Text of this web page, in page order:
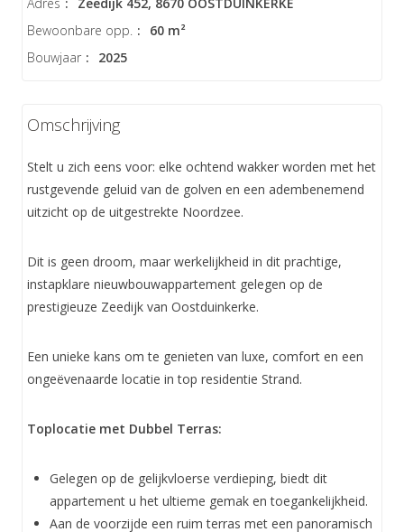
Bewoonbare opp. :
60 m²
Bouwjaar : 2025
Omschrijving
Stelt u zich eens voor: elke ochtend wakker worden met het
rustgevende geluid van de golven en een adembenemend
uitzicht op de uitgestrekte Noordzee.
Dit is geen droom, maar werkelijkheid in dit prachtige,
instapklare nieuwbouwappartement gelegen op de
prestigieuze Zeedijk van Oostduinkerke.
Een unieke kans om te genieten van luxe, comfort en een
ongeëvenaarde locatie in top residentie Strand.
Toplocatie met Dubbel Terras:
Gelegen op de gelijkvloerse verdieping, biedt dit
appartement u het ultieme gemak en toegankelijkheid.
Aan de voorzijde een ruim terras met een panoramisch